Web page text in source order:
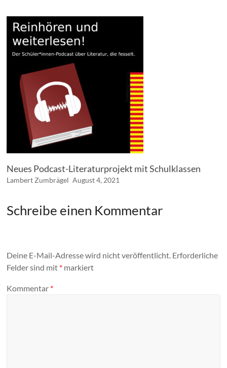
Neues Podcast-Literaturprojekt mit Schulklassen
Lambert Zumbrägel August 4, 2021
Schreibe einen Kommentar
Deine E-Mail-Adresse wird nicht veröffentlicht. Erforderliche
Felder sind mit * markiert
Kommentar *